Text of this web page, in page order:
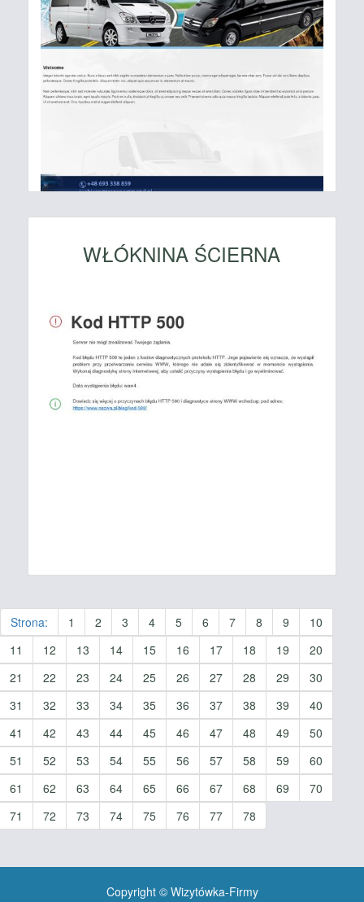
WŁÓKNINA ŚCIERNA
Strona: 1 2 3 4 5 6 7 8 9
10
11
12 13 14 15 16 17 18 19
20
21
22 23 24 25 26 27 28 29
30
31
32 33 34 35 36 37 38 39
40
41
42 43 44 45 46 47 48 49
50
51
52 53 54 55 56 57 58 59
60
61
62 63 64 65 66 67 68 69
70
71
72 73 74 75 76 77 78
Copyright © Wizytówka-Firmy